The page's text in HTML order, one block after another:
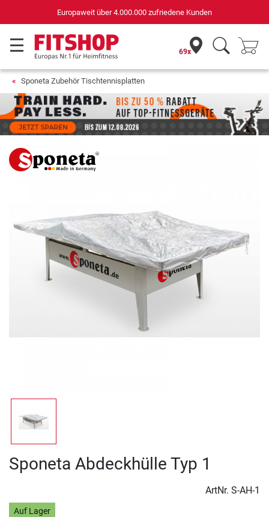
Europaweit über 4.000.000 zufriedene Kunden
69x
Sponeta Zubehör Tischtennisplatten
Sponeta Abdeckhülle Typ 1
ArtNr. S-AH-1
Auf Lager